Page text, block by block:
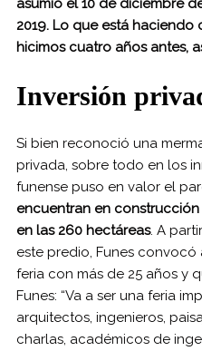
asumió el 10 de diciembre
2019. Lo que está
hicimos cuatro años antes,
Inversión
Si bien reconoció una
privada, sobre todo en los
funense puso en valor el
encuentran en
en las 260 hectáreas. A
este predio, Funes convocó
feria con más de 25 años y
Funes: “Va a ser una feria
arquitectos, ingenieros,
charlas, académicos de